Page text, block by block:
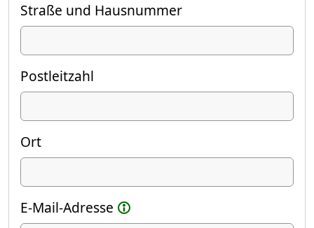
Straße und Hausnummer
Postleitzahl
Ort
E-Mail-Adresse